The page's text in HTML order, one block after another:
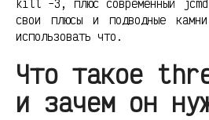
kill -3, плюс современный
свои плюсы и подводные
использовать что.
Что такое
и зачем он